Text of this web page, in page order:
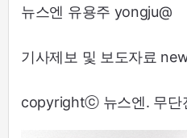
뉴스엔 유용주 yongju@
기사제보 및 보도자료
copyrightⓒ 뉴스엔. 무단